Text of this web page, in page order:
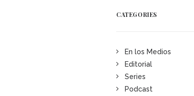
CATEGORIES
En los Medios
Editorial
Series
Podcast